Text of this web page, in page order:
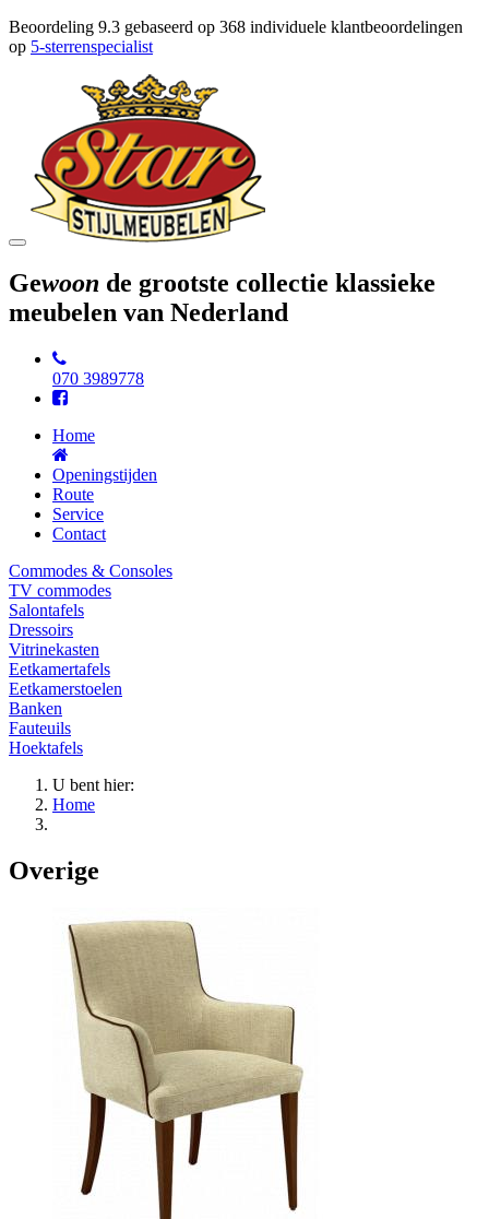
Beoordeling 9.3 gebaseerd op 368 individuele klantbeoordelingen
op 5-sterrenspecialist
Toggle
Gewoon de grootste collectie klassieke
meubelen van Nederland
070 3989778
Home
Openingstijden
Route
Service
Contact
Commodes & Consoles
TV commodes
Salontafels
Dressoirs
Vitrinekasten
Eetkamertafels
Eetkamerstoelen
Banken
Fauteuils
Hoektafels
U bent hier:
Home
Overige